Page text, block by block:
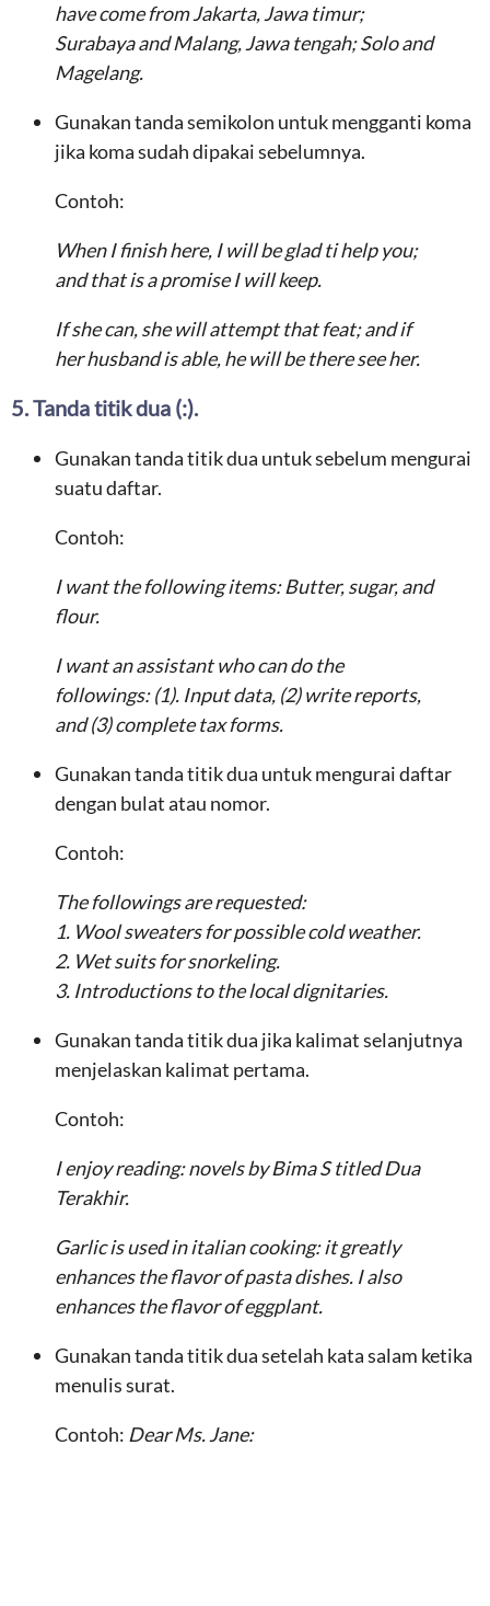
have come from Jakarta, Jawa timur;
Surabaya and Malang, Jawa tengah; Solo and
Magelang.
Gunakan tanda semikolon untuk mengganti koma
jika koma sudah dipakai sebelumnya.
Contoh:
When I finish here, I will be glad ti help you;
and that is a promise I will keep.
If she can, she will attempt that feat; and if
her husband is able, he will be there see her.
5. Tanda titik dua (:).
Gunakan tanda titik dua untuk sebelum mengurai
suatu daftar.
Contoh:
I want the following items: Butter, sugar, and
flour.
I want an assistant who can do the
followings: (1). Input data, (2) write reports,
and (3) complete tax forms.
Gunakan tanda titik dua untuk mengurai daftar
dengan bulat atau nomor.
Contoh:
The followings are requested:
1. Wool sweaters for possible cold weather.
2. Wet suits for snorkeling.
3. Introductions to the local dignitaries.
Gunakan tanda titik dua jika kalimat selanjutnya
menjelaskan kalimat pertama.
Contoh:
I enjoy reading: novels by Bima S titled Dua
Terakhir.
Garlic is used in italian cooking: it greatly
enhances the flavor of pasta dishes. I also
enhances the flavor of eggplant.
Gunakan tanda titik dua setelah kata salam ketika
menulis surat.
Contoh: Dear Ms. Jane: